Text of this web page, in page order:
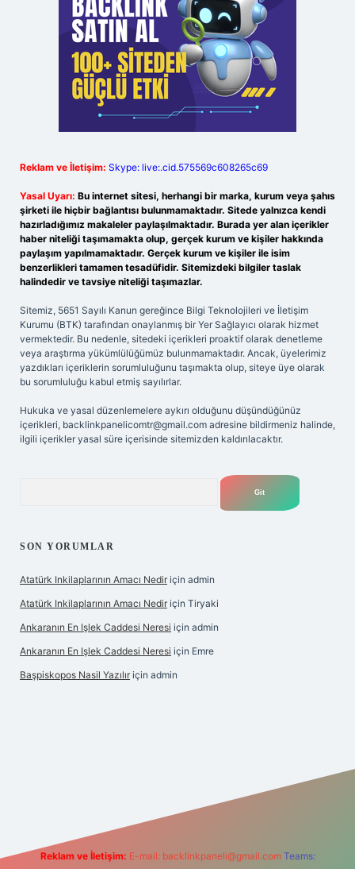
Reklam ve İletişim: Skype: live:.cid.575569c608265c69
Yasal Uyarı: Bu internet sitesi, herhangi bir marka, kurum veya şahıs
şirketi ile hiçbir bağlantısı bulunmamaktadır. Sitede yalnızca kendi
hazırladığımız makaleler paylaşılmaktadır. Burada yer alan içerikler
haber niteliği taşımamakta olup, gerçek kurum ve kişiler hakkında
paylaşım yapılmamaktadır. Gerçek kurum ve kişiler ile isim
benzerlikleri tamamen tesadüfidir. Sitemizdeki bilgiler taslak
halindedir ve tavsiye niteliği taşımazlar.
Sitemiz, 5651 Sayılı Kanun gereğince Bilgi Teknolojileri ve İletişim
Kurumu (BTK) tarafından onaylanmış bir Yer Sağlayıcı olarak hizmet
vermektedir. Bu nedenle, sitedeki içerikleri proaktif olarak denetleme
veya araştırma yükümlülüğümüz bulunmamaktadır. Ancak, üyelerimiz
yazdıkları içeriklerin sorumluluğunu taşımakta olup, siteye üye olarak
bu sorumluluğu kabul etmiş sayılırlar.
Hukuka ve yasal düzenlemelere aykırı olduğunu düşündüğünüz
içerikleri, backlinkpanelicomtr@gmail.com adresine bildirmeniz halinde,
ilgili içerikler yasal süre içerisinde sitemizden kaldırılacaktır.
SON YORUMLAR
Atatürk Inkilaplarının Amacı Nedir için admin
Atatürk Inkilaplarının Amacı Nedir için Tiryaki
Ankaranın En Işlek Caddesi Neresi için admin
Ankaranın En Işlek Caddesi Neresi için Emre
Başpiskopos Nasil Yazılır için admin
Reklam ve İletişim: E-mail: backlinkpaneli@gmail.com Teams: